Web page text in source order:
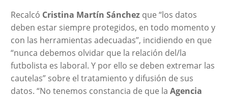
Recalcó Cristina Martín Sánchezque “los datos
deben estar siempre protegidos, en todo momento y
con las herramientas adecuadas”, incidiendo en que
“nunca debemos olvidar que la relación del/la
futbolista es laboral. Y por ello se deben extremar las
cautelas” sobre el tratamiento y difusión de sus
datos. “No tenemos constancia de que la Agencia